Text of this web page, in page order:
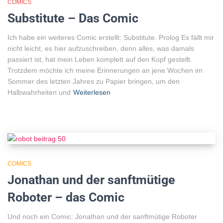
COMICS
Substitute – Das Comic
Ich habe ein weiteres Comic erstellt: Substitute. Prolog Es fällt mir
nicht leicht, es hier aufzuschreiben, denn alles, was damals
passiert ist, hat mein Leben komplett auf den Kopf gestellt.
Trotzdem möchte ich meine Erinnerungen an jene Wochen im
Sommer des letzten Jahres zu Papier bringen, um den
Halbwahrheiten und Weiterlesen
COMICS
Jonathan und der sanftmütige
Roboter – das Comic
Und noch ein Comic: Jonathan und der sanftmütige Roboter